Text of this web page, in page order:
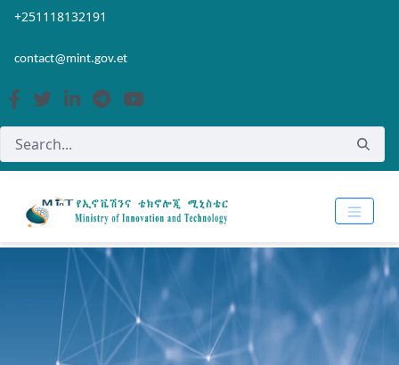
Skip to Main Content
Open Accessibility Menu
+251118132191
contact@mint.gov.et